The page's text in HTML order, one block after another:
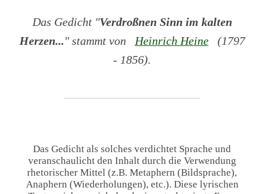
Das Gedicht "Verdroßnen Sinn im kalten
Herzen..." stammt von Heinrich Heine(1797
- 1856).
Das Gedicht als solches verdichtet Sprache und
veranschaulicht den Inhalt durch die Verwendung
rhetorischer Mittel (z.B. Metaphern (Bildsprache),
Anaphern (Wiederholungen), etc.). Diese lyrischen